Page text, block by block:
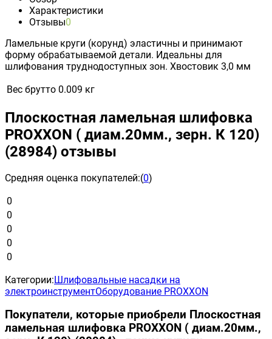
Характеристики
Отзывы0
Ламельные круги (корунд) эластичны и принимают
форму обрабатываемой детали. Идеальны для
шлифования труднодоступных зон. Хвостовик 3,0 мм
Вес брутто 0.009 кг
Плоскостная ламельная шлифовка
PROXXON ( диам.20мм., зерн. К 120)
(28984) отзывы
Средняя оценка покупателей:(0)
0
0
0
0
0
Категории:Шлифовальные насадки на
электроинструментОборудование PROXXON
Покупатели, которые приобрели Плоскостная
ламельная шлифовка PROXXON ( диам.20мм.,